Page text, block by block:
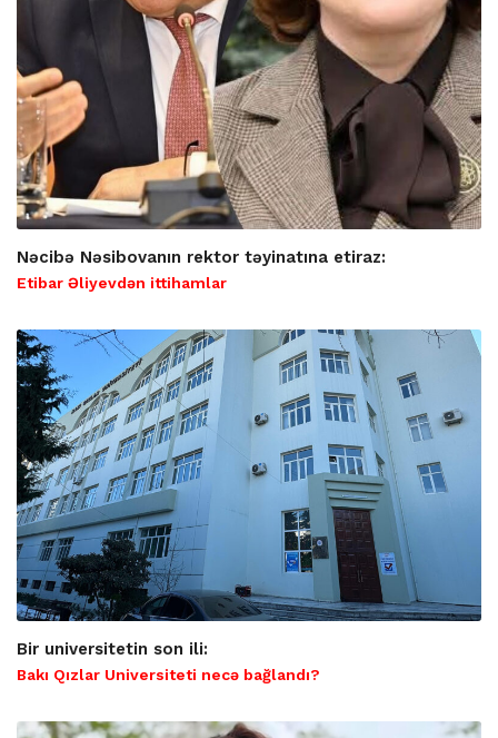
Nəcibə Nəsibovanın rektor təyinatına etiraz:
Etibar Əliyevdən ittihamlar
Bir universitetin son ili:
Bakı Qızlar Universiteti necə bağlandı?